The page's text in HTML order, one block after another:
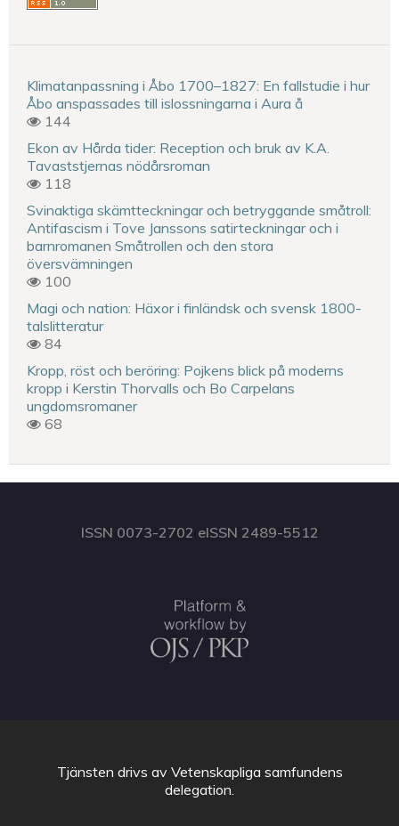
Klimatanpassning i Åbo 1700–1827: En fallstudie i hur
Åbo anspassades till islossningarna i Aura å
144
Ekon av Hårda tider: Reception och bruk av K.A.
Tavaststjernas nödårsroman
118
Svinaktiga skämtteckningar och betryggande småtroll:
Antifascism i Tove Janssons satirteckningar och i
barnromanen Småtrollen och den stora
översvämningen
100
Magi och nation: Häxor i finländsk och svensk 1800-
talslitteratur
84
Kropp, röst och beröring: Pojkens blick på moderns
kropp i Kerstin Thorvalls och Bo Carpelans
ungdomsromaner
68
ISSN 0073-2702 eISSN 2489-5512
Tjänsten drivs av Vetenskapliga samfundens
delegation.